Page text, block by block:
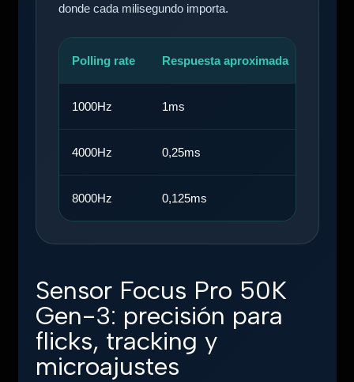
donde cada milisegundo importa.
Polling rate Respuesta aproximada
1000Hz 1ms
4000Hz 0,25ms
8000Hz 0,125ms
Sensor Focus Pro 50K
Gen-3: precisión para
flicks, tracking y
microajustes